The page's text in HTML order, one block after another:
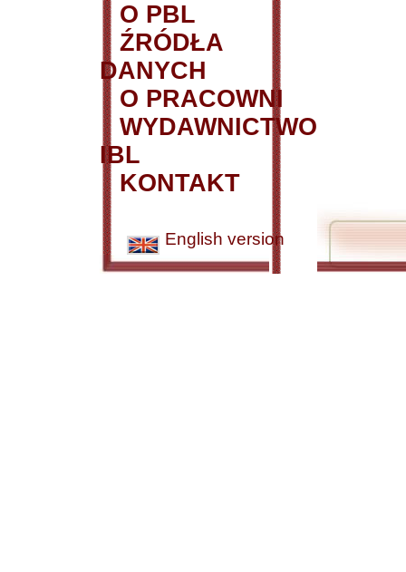
O PBL
ŹRÓDŁA
DANYCH
O PRACOWNI
WYDAWNICTWO
IBL
KONTAKT
English version